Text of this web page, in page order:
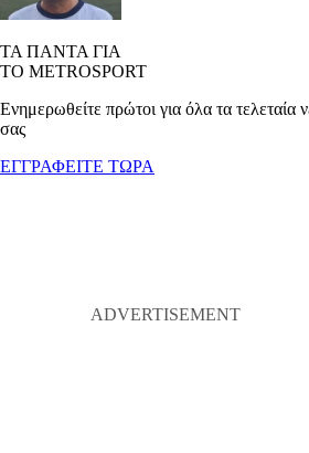
ΤΑ ΠΑΝΤΑ ΓΙΑ
ΤΟ METROSPORT
Ενημερωθείτε πρώτοι για όλα τα τελεταία
σας
ΕΓΓΡΑΦΕΙΤΕ ΤΩΡΑ